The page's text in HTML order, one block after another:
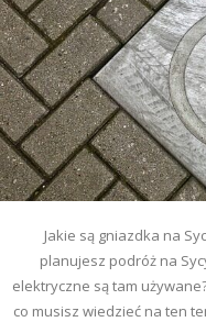
Jakie są gniazdka na
planujesz podróż na
elektryczne są tam
co musisz wiedzieć na ten